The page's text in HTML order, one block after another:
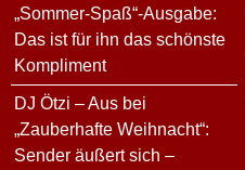
„Sommer-Spaß“-Ausgabe:
Das ist für ihn das schönste
Kompliment
DJ Ötzi – Aus bei
„Zauberhafte Weihnacht“:
Sender äußert sich –